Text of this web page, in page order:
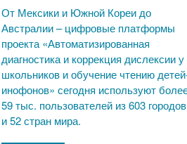
От Мексики и Южной Кореи до
Австралии – цифровые платформы
проекта «Автоматизированная
диагностика и коррекция дислексии у
школьников и обучение чтению
инофонов» сегодня используют
59 тыс. пользователей из 603 городов
и 52 стран мира.